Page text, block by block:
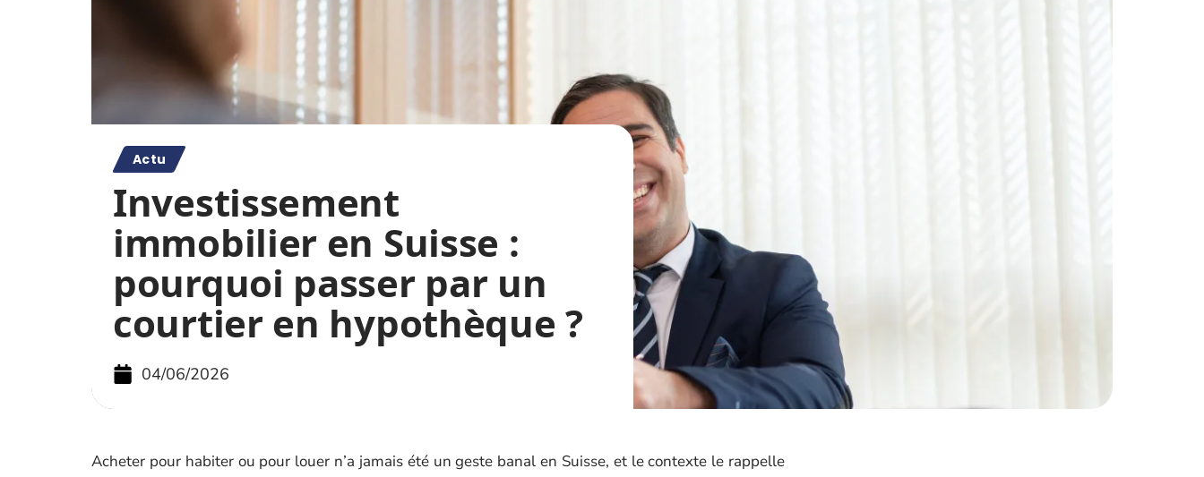
Actu
Investissement
immobilier en Suisse :
pourquoi passer par un
courtier en hypothèque ?
04/06/2026
Acheter pour habiter ou pour louer n’a jamais été un geste banal en Suisse, et le contexte le rappelle